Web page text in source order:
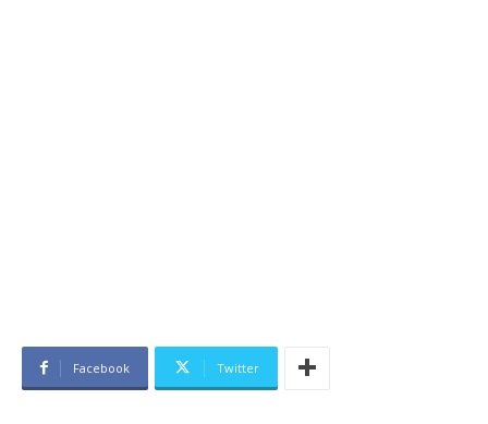
Facebook Twitter